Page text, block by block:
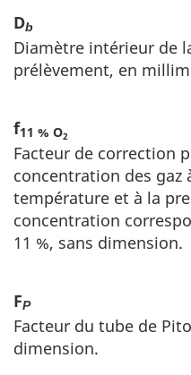
Db
Diamètre intérieur de
prélèvement, en
f11 % O2
Facteur de correction
concentration des gaz
température et à la
concentration
11 %, sans dimension.
FP
Facteur du tube de
dimension.